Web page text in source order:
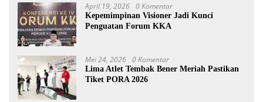
April 19, 2026 0 Komentar
Kepemimpinan Visioner Jadi Kunci
Penguatan Forum KKA
Mei 24, 2026 0 Komentar
Lima Atlet Tembak Bener Meriah Pastikan
Tiket PORA 2026